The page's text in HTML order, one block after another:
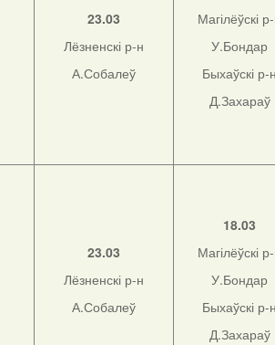
23.03
Лёзненскі р-н
А.Собалеў
Магілёўскі
У.Бондар
Быхаўскі р-
Д.Захараў
23.03
Лёзненскі р-н
А.Собалеў
18.03
Магілёўскі
У.Бондар
Быхаўскі р-
Д.Захараў